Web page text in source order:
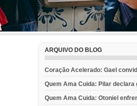
ARQUIVO DO BLOG
Coração Acelerado: Gael
Quem Ama Cuida: Pilar declara
Quem Ama Cuida: Otoniel